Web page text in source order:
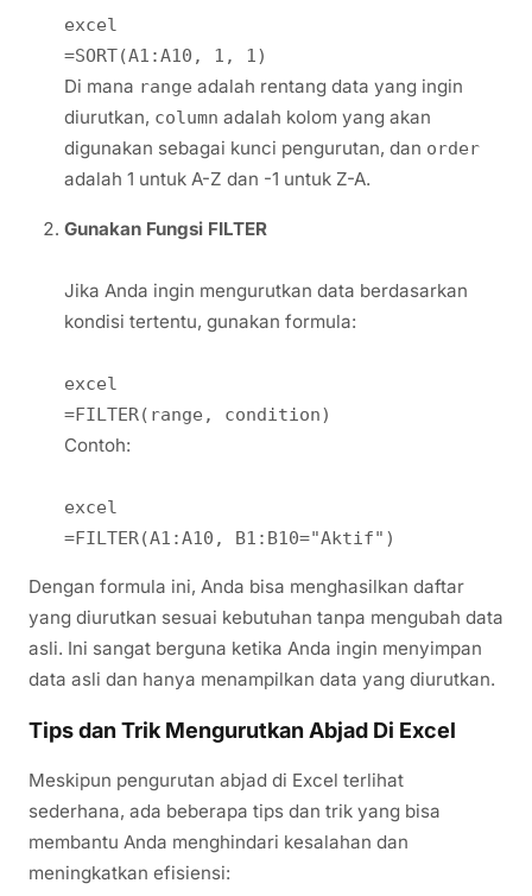
excel
=SORT(A1:A10, 1, 1)
Di mana range adalah rentang data yang ingin
diurutkan, column adalah kolom yang akan
digunakan sebagai kunci pengurutan, dan order
adalah 1 untuk A-Z dan -1 untuk Z-A.
Gunakan Fungsi FILTER
Jika Anda ingin mengurutkan data berdasarkan
kondisi tertentu, gunakan formula:
excel
=FILTER(range, condition)
Contoh:
excel
=FILTER(A1:A10, B1:B10="Aktif")
Dengan formula ini, Anda bisa menghasilkan daftar
yang diurutkan sesuai kebutuhan tanpa mengubah data
asli. Ini sangat berguna ketika Anda ingin menyimpan
data asli dan hanya menampilkan data yang diurutkan.
Tips dan Trik Mengurutkan Abjad Di Excel
Meskipun pengurutan abjad di Excel terlihat
sederhana, ada beberapa tips dan trik yang bisa
membantu Anda menghindari kesalahan dan
meningkatkan efisiensi: